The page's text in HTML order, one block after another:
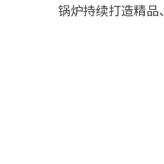
锅炉持续打造精品